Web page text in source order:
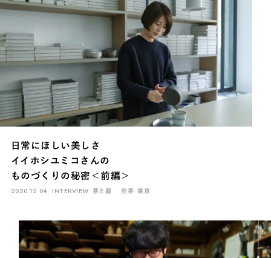
日常にほしい美しさ
イイホシユミコさんの
ものづくりの秘密＜前編＞
2020.12.04 INTERVIEW 茶と器 煎茶 東京